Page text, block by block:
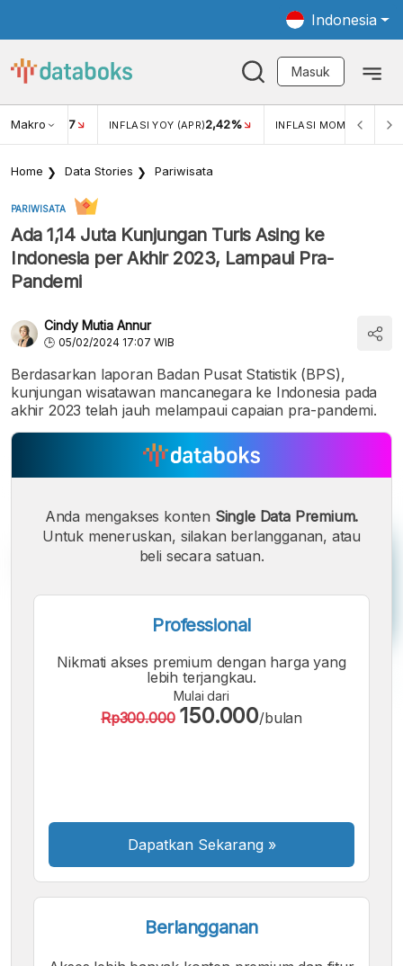
Indonesia
Masuk
Makro
USD/IDR 17 INFLASI YOY (APR)2,42% INFLASI MOM (MAR)
Home Data Stories Pariwisata
PARIWISATA
Ada 1,14 Juta Kunjungan Turis Asing ke
Indonesia per Akhir 2023, Lampaui Pra-
Pandemi
Cindy Mutia Annur
05/02/2024 17:07 WIB
Berdasarkan laporan Badan Pusat Statistik (BPS),
kunjungan wisatawan mancanegara ke Indonesia pada
akhir 2023 telah jauh melampaui capaian pra-pandemi.
A A A
Anda mengakses konten Single Data Premium.
Untuk meneruskan, silakan berlangganan, atau
beli secara satuan.
Professional
Nikmati akses premium dengan harga yang
lebih terjangkau.
Mulai dari
Rp300.000 150.000/bulan
Dapatkan Sekarang »
Berlangganan